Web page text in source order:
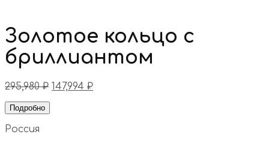
Золотое кольцо с
бриллиантом
295,980₽ 147,994 ₽
Подробно
Россия